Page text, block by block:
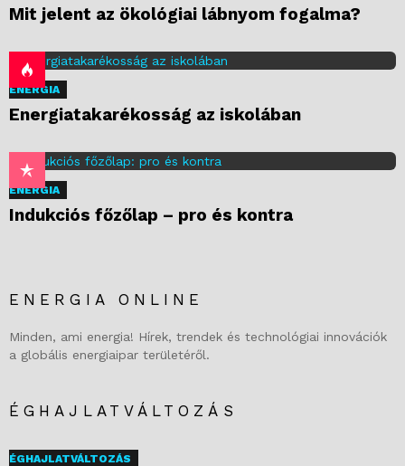
Mit jelent az ökológiai lábnyom fogalma?
ENERGIA
Energiatakarékosság az iskolában
ENERGIA
Indukciós főzőlap – pro és kontra
ENERGIA ONLINE
Minden, ami energia! Hírek, trendek és technológiai innovációk
a globális energiaipar területéről.
ÉGHAJLATVÁLTOZÁS
ÉGHAJLATVÁLTOZÁS